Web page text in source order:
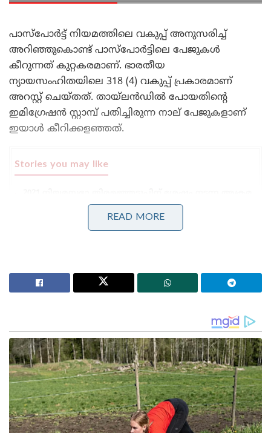
പാസ്പോർട്ട് നിയമത്തിലെ വകുപ്പ് അനുസരിച്ച്
അറിഞ്ഞുകൊണ്ട് പാസ്പോർട്ടിലെ പേജുകൾ
കീറുന്നത് കുറ്റകരമാണ്. ഭാരതീയ
ന്യായസംഹിതയിലെ 318 (4) വകുപ്പ് പ്രകാരമാണ്
അറസ്റ്റ് ചെയ്തത്. തായ്‌ലൻഡിൽ പോയതിന്റെ
ഇമിഗ്രേഷൻ സ്റ്റാമ്പ് പതിച്ചിരുന്ന നാല് പേജുകളാണ്‌
ഇയാൾ കീറിക്കളഞ്ഞത്.
Stories you may like
സംഭവങ്ങളിൽ നടപടികളുമായി ബംഗാൾ സർക്കാർ ;
മുൻ തൃണമൂൽ എം.എൽ.എ സനത് ഡേ അറസ്റ്റിൽ
വനിതാ സംവരണത്തിനും
വ്യക്തമാക്കിയില്ലെന്ന് പോലീസ് പറയുന്നു. തുടർന്ന്
വിശദമായ ചോദ്യം ചെയ്യലിന്
വിധേയമാക്കിയപ്പോഴാണ് രസകരമായ വിവരം
പുറത്തായത്. തായ്‌ലൻഡിൽ പോയത് ഭാര്യ
അറിഞ്ഞാൽ വലിയ പ്രശ്നമുണ്ടാകുമെന്നും
അതുകൊണ്ടാണ് പേജുകൾ കീറിക്കളഞ്ഞതെന്നും
ഇയാൾ പോലീസിനോട് പറയുകയായിരുന്നു.
READ MORE